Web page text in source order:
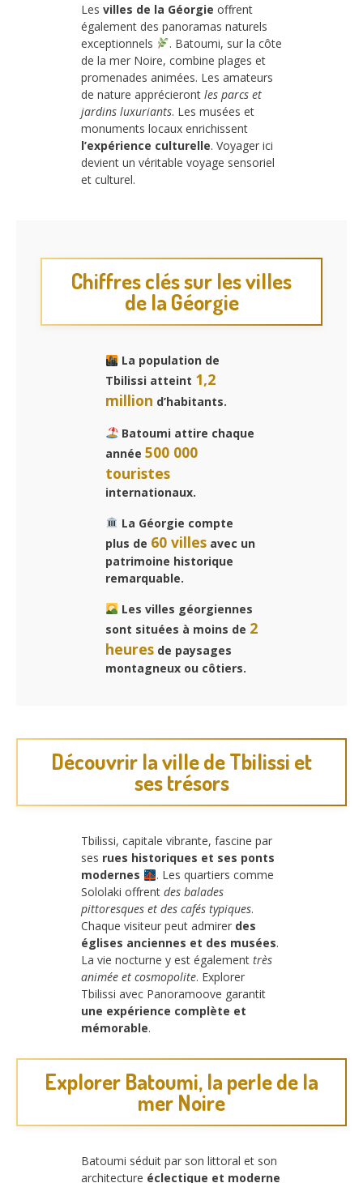
Les villes de la Géorgie offrent
également des panoramas naturels
exceptionnels
. Batoumi, sur la côte
de la mer Noire, combine plages et
promenades animées. Les amateurs
de nature apprécieront les parcs et
jardins luxuriants. Les musées et
monuments locaux enrichissent
l’expérience culturelle. Voyager ici
devient un véritable voyage sensoriel
et culturel.
Chiffres clés sur les villes
de la Géorgie
La population de
Tbilissi atteint 1,2
million d’habitants.
Batoumi attire chaque
année 500 000
touristes
internationaux.
La Géorgie compte
plus de 60 villes avec un
patrimoine historique
remarquable.
Les villes géorgiennes
sont situées à moins de 2
heures de paysages
montagneux ou côtiers.
Découvrir la ville de Tbilissi et
ses trésors
Tbilissi, capitale vibrante, fascine par
ses rues historiques et ses ponts
modernes
. Les quartiers comme
Sololaki offrent des balades
pittoresques et des cafés typiques.
Chaque visiteur peut admirer des
églises anciennes et des musées.
La vie nocturne y est également très
animée et cosmopolite. Explorer
Tbilissi avec Panoramoove garantit
une expérience complète et
mémorable.
Explorer Batoumi, la perle de la
mer Noire
Batoumi séduit par son littoral et son
architecture éclectique et moderne